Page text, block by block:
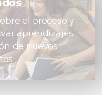
el proceso y
aprendizajes
de nuevos